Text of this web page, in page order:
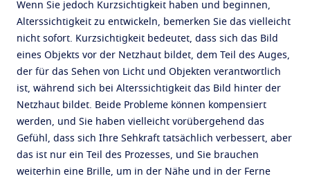
Wenn Sie jedoch Kurzsichtigkeit haben und beginnen,
Alterssichtigkeit zu entwickeln, bemerken Sie das vielleicht
nicht sofort. Kurzsichtigkeit bedeutet, dass sich das Bild
eines Objekts vor der Netzhaut bildet, dem Teil des Auges,
der für das Sehen von Licht und Objekten verantwortlich
ist, während sich bei Alterssichtigkeit das Bild hinter der
Netzhaut bildet. Beide Probleme können kompensiert
werden, und Sie haben vielleicht vorübergehend das
Gefühl, dass sich Ihre Sehkraft tatsächlich verbessert, aber
das ist nur ein Teil des Prozesses, und Sie brauchen
weiterhin eine Brille, um in der Nähe und in der Ferne